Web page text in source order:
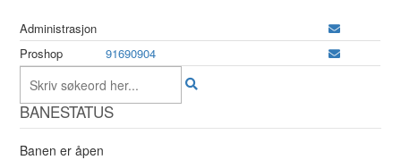
Administrasjon
Proshop
91690904
BANESTATUS
Banen er åpen